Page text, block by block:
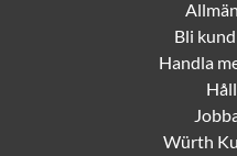
Bli
Handla
Würth